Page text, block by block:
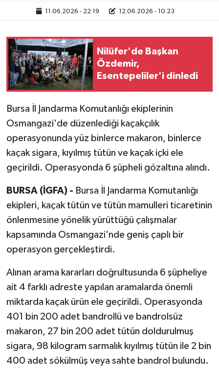
11.06.2026 - 22:19 12.06.2026 - 10:23
Nilüfer'de Başkan
Özdemir,
Esentepeliler'i dinledi
Bursa İl Jandarma Komutanlığı ekiplerinin
Osmangazi'de düzenlediği kaçakçılık
operasyonunda yüz binlerce makaron, binlerce
kaçak sigara, kıyılmış tütün ve kaçak içki ele
geçirildi. Operasyonda 6 şüpheli gözaltına alındı.
BURSA (İGFA) - Bursa İl Jandarma Komutanlığı
ekipleri, kaçak tütün ve tütün mamulleri ticaretinin
önlenmesine yönelik yürüttüğü çalışmalar
kapsamında Osmangazi'nde geniş çaplı bir
operasyon gerçekleştirdi.
Alınan arama kararları doğrultusunda 6 şüpheliye
ait 4 farklı adreste yapılan aramalarda önemli
miktarda kaçak ürün ele geçirildi. Operasyonda
401 bin 200 adet bandrollü ve bandrolsüz
makaron, 27 bin 200 adet tütün doldurulmuş
sigara, 98 kilogram sarmalık kıyılmış tütün ile 2 bin
400 adet sökülmüş veya sahte bandrol bulundu.